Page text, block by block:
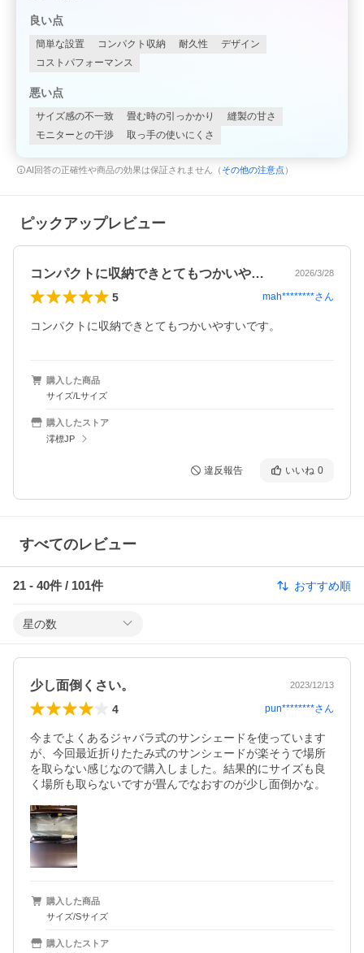
良い点
簡単な設置 コンパクト収納 耐久性
デザイン
コストパフォーマンス
悪い点
サイズ感の不一致 畳む時の引っかかり
縫製の甘さ
モニターとの干渉
取っ手の使いにくさ
AI回答の正確性や商品の効果は保証されません（ その他の注意点 ）
ピックアップレビュー
コンパクトに収納できとてもつかいやすい… 2026/3/28
5 mah********さん
コンパクトに収納できとてもつかいやすいです。
購入した商品
サイズ/Lサイズ
購入したストア
澪標JP
違反報告 いいね 0
すべてのレビュー
21 - 40件 / 101件 おすすめ順
星の数
少し面倒くさい。 2023/12/13
4 pun********さん
今までよくあるジャバラ式のサンシェードを使っています
が、今回最近折りたたみ式のサンシェードが楽そうで場所
を取らない感じなので購入しました。結果的にサイズも良
く場所も取らないですが畳んでなおすのが少し面倒かな。
購入した商品
サイズ/Sサイズ
購入したストア